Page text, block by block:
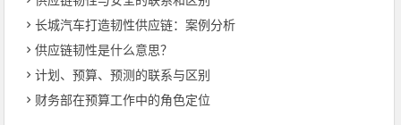
长城汽车打造韧性供应链：案例分析
供应链韧性是什么意思？
计划、预算、预测的联系与区别
财务部在预算工作中的角色定位